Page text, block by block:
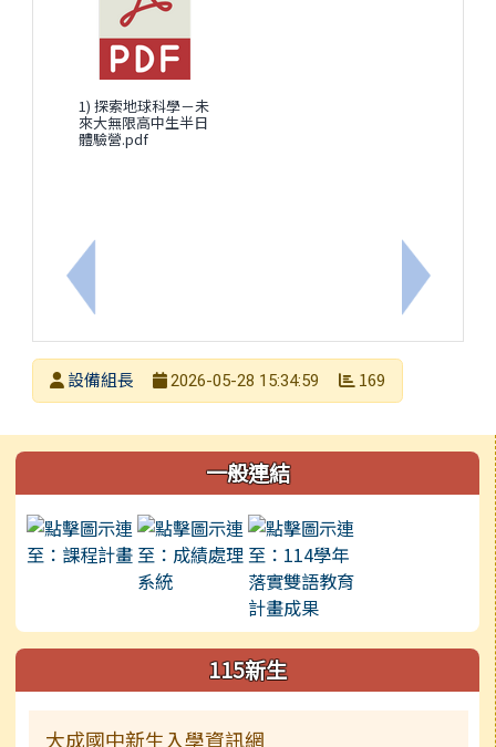
上一筆：115學年教科書版本
1) 探索地球科學－未
來大無限高中生半日
體驗營.pdf
下一筆：
發布者設備組長
2026-05-28 15:34:59 169
左邊區域內容 一般連結
115新生
大成國中新生入學資訊網